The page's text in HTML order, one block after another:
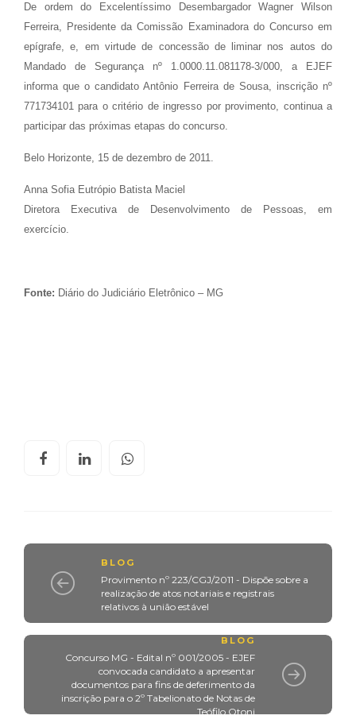
De ordem do Excelentíssimo Desembargador Wagner Wilson
Ferreira, Presidente da Comissão Examinadora do Concurso em
epígrafe, e, em virtude de concessão de liminar nos autos do
Mandado de Segurança nº 1.0000.11.081178-3/000, a EJEF
informa que o candidato Antônio Ferreira de Sousa, inscrição nº
771734101 para o critério de ingresso por provimento, continua a
participar das próximas etapas do concurso.
Belo Horizonte, 15 de dezembro de 2011.
Anna Sofia Eutrópio Batista Maciel
Diretora Executiva de Desenvolvimento de Pessoas, em
exercício.
Fonte: Diário do Judiciário Eletrônico – MG
BLOG
Provimento nº 223/CGJ/2011 - Dispõe sobre a
realização de atos notariais e registrais
relativos à união estável
BLOG
Concurso MG - Edital nº 001/2005 - EJEF
convocada candidato a apresentar
documentos para fins de deferimento da
inscrição para o 2º Tabelionato de Notas de
Teófilo Otoni